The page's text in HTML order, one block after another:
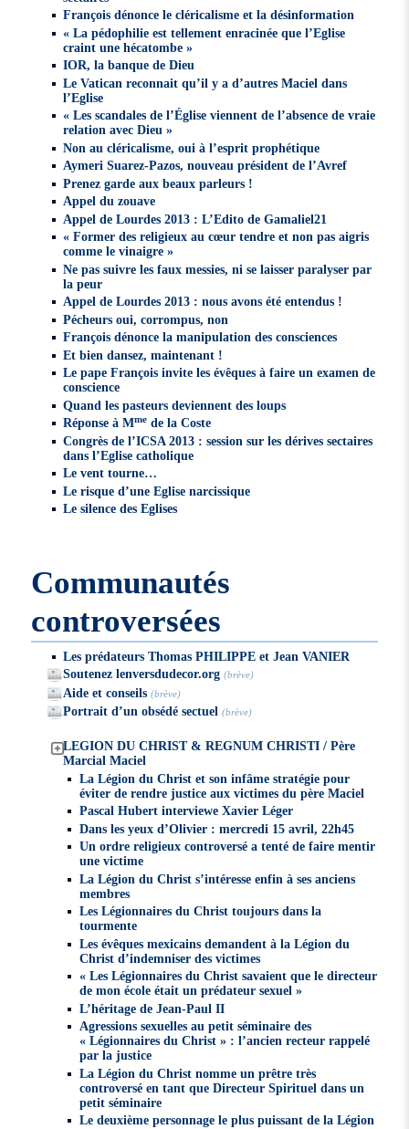
François dénonce le cléricalisme et la désinformation
« La pédophilie est tellement enracinée que l’Eglise
craint une hécatombe »
IOR, la banque de Dieu
Le Vatican reconnait qu’il y a d’autres Maciel dans
l’Eglise
« Les scandales de l’Église viennent de l’absence de vraie
relation avec Dieu »
Non au cléricalisme, oui à l’esprit prophétique
Aymeri Suarez-Pazos, nouveau président de l’Avref
Prenez garde aux beaux parleurs !
Appel du zouave
Appel de Lourdes 2013 : L’Edito de Gamaliel21
« Former des religieux au cœur tendre et non pas aigris
comme le vinaigre »
Ne pas suivre les faux messies, ni se laisser paralyser par
la peur
Appel de Lourdes 2013 : nous avons été entendus !
Pécheurs oui, corrompus, non
François dénonce la manipulation des consciences
Et bien dansez, maintenant !
Le pape François invite les évêques à faire un examen de
conscience
Quand les pasteurs deviennent des loups
Réponse à Mme de la Coste
Congrès de l’ICSA 2013 : session sur les dérives sectaires
dans l’Eglise catholique
Le vent tourne…
Le risque d’une Eglise narcissique
Le silence des Eglises
Communautés
controversées
Les prédateurs Thomas PHILIPPE et Jean VANIER
Soutenez lenversdudecor.org (brève)
Aide et conseils (brève)
Portrait d’un obsédé sectuel (brève)
LEGION DU CHRIST & REGNUM CHRISTI / Père
Marcial Maciel
La Légion du Christ et son infâme stratégie pour
éviter de rendre justice aux victimes du père Maciel
Pascal Hubert interviewe Xavier Léger
Dans les yeux d’Olivier : mercredi 15 avril, 22h45
Un ordre religieux controversé a tenté de faire mentir
une victime
La Légion du Christ s’intéresse enfin à ses anciens
membres
Les Légionnaires du Christ toujours dans la
tourmente
Les évêques mexicains demandent à la Légion du
Christ d’indemniser des victimes
« Les Légionnaires du Christ savaient que le directeur
de mon école était un prédateur sexuel »
L’héritage de Jean-Paul II
Agressions sexuelles au petit séminaire des
« Légionnaires du Christ » : l’ancien recteur rappelé
par la justice
La Légion du Christ nomme un prêtre très
controversé en tant que Directeur Spirituel dans un
petit séminaire
Le deuxième personnage le plus puissant de la Légion